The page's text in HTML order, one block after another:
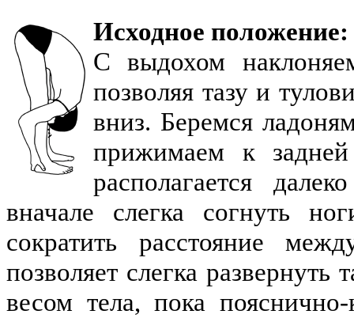
Исходное положение:
С выдохом
позволяя тазу и
вниз. Беремся
прижимаем к
располагается
вначале слегка согнуть
сократить расстояние
позволяет слегка развернуть
весом тела, пока